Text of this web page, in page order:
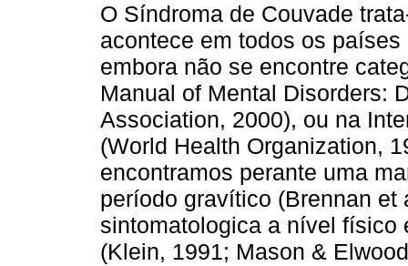
O Síndroma de Couvade
acontece em todos os
embora não se encontre
Manual of Mental Disorders:
Association, 2000), ou na
(World Health Organization,
encontramos perante uma
período gravítico (Brennan
sintomatologica a nível físico
(Klein, 1991; Mason &